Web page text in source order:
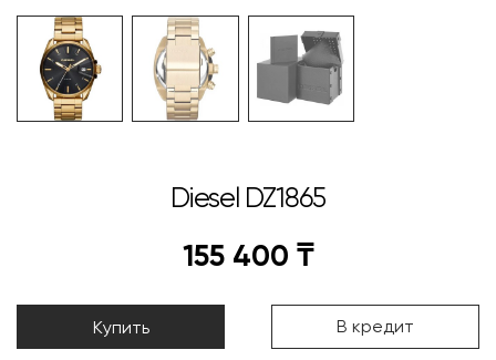
Diesel DZ1865
155 400 ₸
Купить В кредит